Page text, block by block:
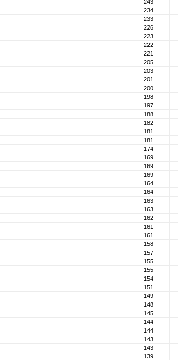
243
234
233
226
223
222
221
205
203
201
200
198
197
188
182
181
181
174
169
169
169
164
164
163
163
162
161
161
158
157
155
155
154
151
149
148
145
144
144
143
143
139